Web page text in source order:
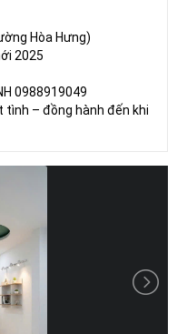
Hòa Hưng)
2025
0988919049
– đồng hành đến khi